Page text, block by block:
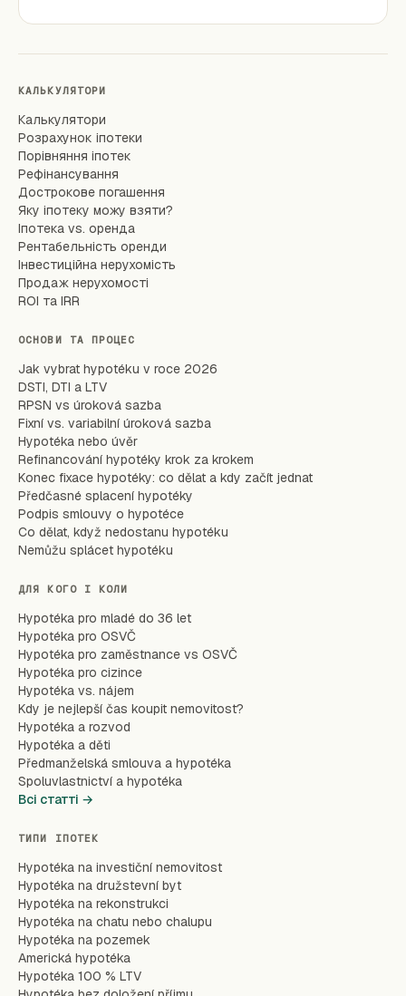
КАЛЬКУЛЯТОРИ
Калькулятори
Розрахунок іпотеки
Порівняння іпотек
Рефінансування
Дострокове погашення
Яку іпотеку можу взяти?
Іпотека vs. оренда
Рентабельність оренди
Інвестиційна нерухомість
Продаж нерухомості
ROI та IRR
ОСНОВИ ТА ПРОЦЕС
Jak vybrat hypotéku v roce 2026
DSTI, DTI a LTV
RPSN vs úroková sazba
Fixní vs. variabilní úroková sazba
Hypotéka nebo úvěr
Refinancování hypotéky krok za krokem
Konec fixace hypotéky: co dělat a kdy začít jednat
Předčasné splacení hypotéky
Podpis smlouvy o hypotéce
Co dělat, když nedostanu hypotéku
Nemůžu splácet hypotéku
ДЛЯ КОГО І КОЛИ
Hypotéka pro mladé do 36 let
Hypotéka pro OSVČ
Hypotéka pro zaměstnance vs OSVČ
Hypotéka pro cizince
Hypotéka vs. nájem
Kdy je nejlepší čas koupit nemovitost?
Hypotéka a rozvod
Hypotéka a děti
Předmanželská smlouva a hypotéka
Spoluvlastnictví a hypotéka
Всі статті →
ТИПИ ІПОТЕК
Hypotéka na investiční nemovitost
Hypotéka na družstevní byt
Hypotéka na rekonstrukci
Hypotéka na chatu nebo chalupu
Hypotéka na pozemek
Americká hypotéka
Hypotéka 100 % LTV